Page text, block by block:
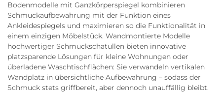
Bodenmodelle mit Ganzkörperspiegel kombinieren
Schmuckaufbewahrung mit der Funktion eines
Ankleidespiegels und maximieren so die Funktionalität in
einem einzigen Möbelstück. Wandmontierte Modelle
hochwertiger Schmuckschatullen bieten innovative
platzsparende Lösungen für kleine Wohnungen oder
überladene Waschtischflächen: Sie verwandeln vertikalen
Wandplatz in übersichtliche Aufbewahrung – sodass der
Schmuck stets griffbereit, aber dennoch unauffällig bleibt.